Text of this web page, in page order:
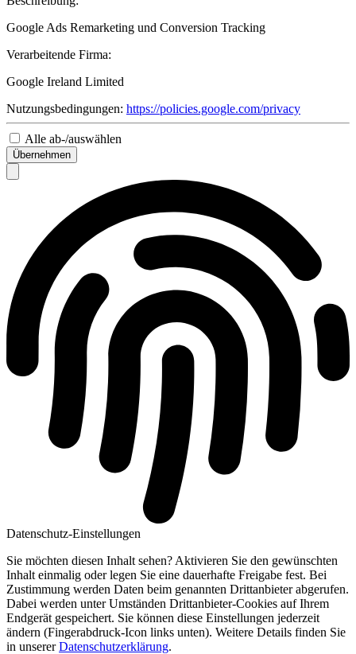
Google Ads Remarketing und Conversion Tracking
Verarbeitende Firma:
Google Ireland Limited
Nutzungsbedingungen: https://policies.google.com/privacy
Alle ab-/auswählen
Übernehmen
Datenschutz-Einstellungen
Sie möchten diesen Inhalt sehen? Aktivieren Sie den gewünschten
Inhalt einmalig oder legen Sie eine dauerhafte Freigabe fest. Bei
Zustimmung werden Daten beim genannten Drittanbieter abgerufen.
Dabei werden unter Umständen Drittanbieter-Cookies auf Ihrem
Endgerät gespeichert. Sie können diese Einstellungen jederzeit
ändern (Fingerabdruck-Icon links unten). Weitere Details finden Sie
in unsererDatenschutzerklärung.